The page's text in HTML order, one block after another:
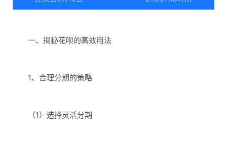
一、揭秘花呗的高效用法
1、合理分期的策略
（1）选择灵活分期